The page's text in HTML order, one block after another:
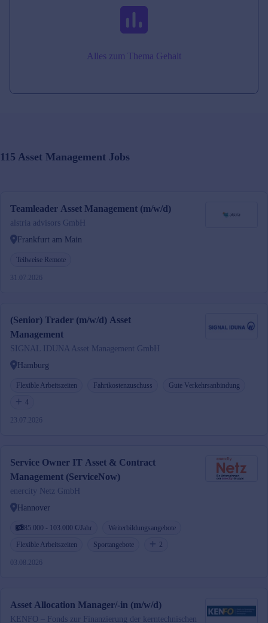
Alles zum Thema Gehalt
115 Asset Management Jobs
Teamleader Asset Management (m/w/d)
alstria advisors GmbH
Frankfurt am Main
Teilweise Remote
31.07.2026
(Senior) Trader (m/w/d) Asset
Management
SIGNAL IDUNA Asset Management GmbH
Hamburg
Flexible Arbeitszeiten Fahrtkostenzuschuss
Gute Verkehrsanbindung
4
23.07.2026
Service Owner IT Asset & Contract
Management (ServiceNow)
enercity Netz GmbH
Hannover
85.000 - 103.000 €/Jahr
Weiterbildungsangebote
Flexible Arbeitszeiten
Sportangebote 2
03.08.2026
Asset Allocation Manager/-in (m/w/d)
KENFO – Fonds zur Finanzierung der kerntechnischen